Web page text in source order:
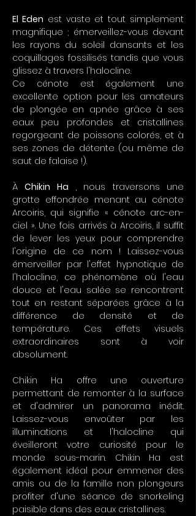
El Eden est vaste et tout simplement
magnifique ; émerveillez-vous devant
les rayons du soleil dansants et les
coquillages fossilisés tandis que vous
glissez à travers l'halocline.
Ce cénote est également une
excellente option pour les amateurs
de plongée en apnée grâce à ses
eaux peu profondes et cristallines
regorgeant de poissons colorés, et à
ses zones de détente (ou même de
saut de falaise !).
À Chikin Ha , nous traversons une
grotte effondrée menant au cénote
Arcoiris, qui signifie « cénote arc-en-
ciel ». Une fois arrivés à Arcoiris, il suffit
de lever les yeux pour comprendre
l'origine de ce nom ! Laissez-vous
émerveiller par l'effet hypnotique de
l'halocline, ce phénomène où l'eau
douce et l'eau salée se rencontrent
tout en restant séparées grâce à la
différence de densité et de
température. Ces effets visuels
extraordinaires sont à voir
absolument.
Chikin Ha offre une ouverture
permettant de remonter à la surface
et d'admirer un panorama inédit.
Laissez-vous envoûter par les
illuminations et l'halocline qui
éveilleront votre curiosité pour le
monde sous-marin. Chikin Ha est
également idéal pour emmener des
amis ou de la famille non plongeurs
profiter d'une séance de snorkeling
paisible dans des eaux cristallines.